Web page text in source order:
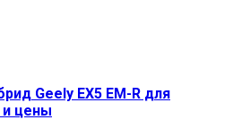
Geely EX5 EM-R для
и цены